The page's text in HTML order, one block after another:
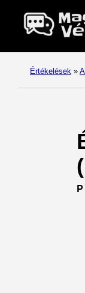
Értékelések »